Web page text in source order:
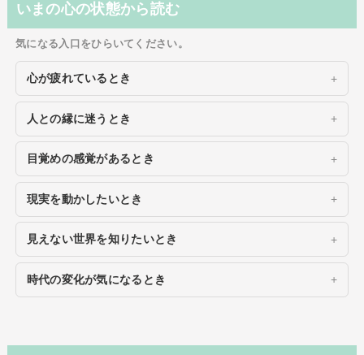
いまの心の状態から読む
気になる入口をひらいてください。
心が疲れているとき
人との縁に迷うとき
目覚めの感覚があるとき
現実を動かしたいとき
見えない世界を知りたいとき
時代の変化が気になるとき